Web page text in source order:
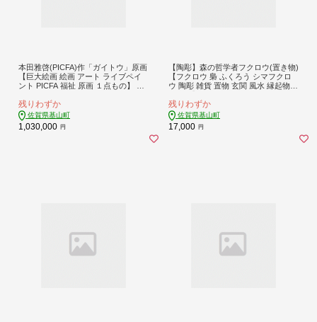
本田雅啓(PICFA)作「ガイトウ」原画
【巨大絵画 絵画 アート ライブペイ
ント PICFA 福祉 原画 １点もの】 K0
残りわずか
佐賀県基山町
1,030,000 円
【陶彫】森の哲学者フクロウ(置き物)
【フクロウ 梟 ふくろう シマフクロ
ウ 陶彫 雑貨 置物 玄関 風水 縁起物
残りわずか
佐賀県基山町
17,000 円